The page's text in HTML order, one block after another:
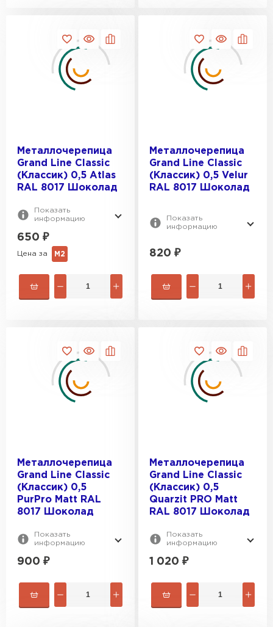
Металлочерепица
Grand Line Classic
(Классик) 0,5 Atlas
RAL 8017 Шоколад
Показать
информацию
650 ₽
Цена за М2
Металлочерепица
Grand Line Classic
(Классик) 0,5 Velur
RAL 8017 Шоколад
Показать
информацию
820 ₽
Металлочерепица
Grand Line Classic
(Классик) 0,5
PurPro Matt RAL
8017 Шоколад
Показать
информацию
900 ₽
Металлочерепица
Grand Line Classic
(Классик) 0,5
Quarzit PRO Matt
RAL 8017 Шоколад
Показать
информацию
1 020 ₽
Шифер